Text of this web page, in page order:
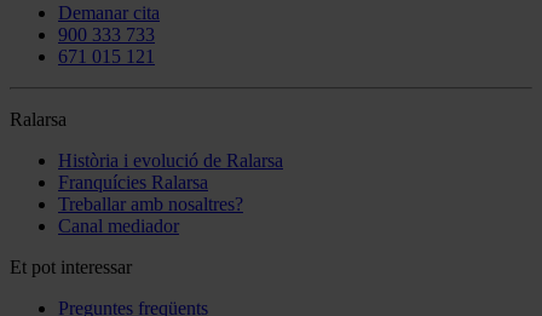
Demanar cita
900 333 733
671 015 121
Ralarsa
Història i evolució de Ralarsa
Franquícies Ralarsa
Treballar amb nosaltres?
Canal mediador
Et pot interessar
Preguntes freqüents